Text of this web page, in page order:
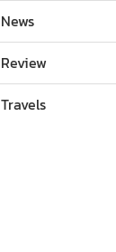
News
Review
Travels